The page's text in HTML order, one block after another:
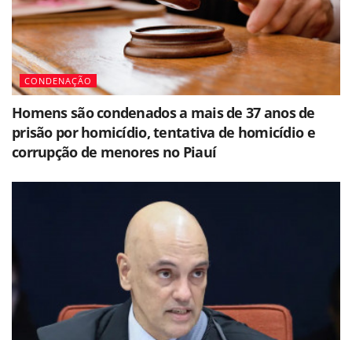
CONDENAÇÃO
Homens são condenados a mais de 37 anos de
prisão por homicídio, tentativa de homicídio e
corrupção de menores no Piauí